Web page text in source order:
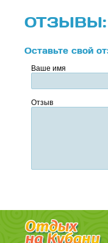
ОТЗЫВЫ:
Оставьте свой
Ваше имя
Отзыв